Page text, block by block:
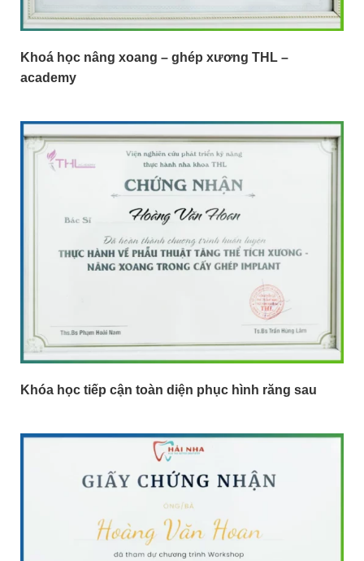
Khoá học nâng xoang – ghép xương THL –
academy
Khóa học tiếp cận toàn diện phục hình răng sau